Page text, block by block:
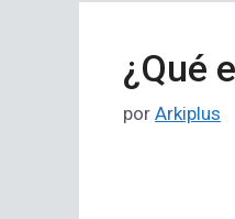
¿Qué
por Arkiplus